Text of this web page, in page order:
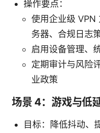
操作要点：
使用企业级 VPN
务器、合规日志
启用设备管理、
定期审计与风险
业政策
场景 4：游戏与低
目标：降低抖动、